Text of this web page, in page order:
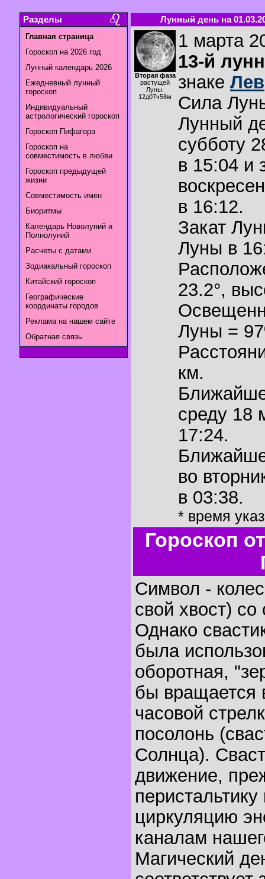
Разделы
Главная страница
Гороскоп на 2026 год
Лунный календарь 2026
Ежедневный лунный
гороскоп
Индивидуальный
астрологический гороскоп
Гороскоп Пифагора
Гороскоп на
совместимость в любви
Гороскоп предыдущей
жизни
Совместимость имен
Биоритмы
Календарь Новолуний и
Полнолуний
Расчеты с датами
Зодиакальный гороскоп
Китайский гороскоп
Географические
координаты городов
Реклама на нашем сайте
Обратная связь
Лунный день на
Вторая фаза
растущей
Луны.
12д07ч58м
1 марта
13-й
знаке Лев
Сила
Лунный
субботу
в 15:04 и
в 16:12.
Закат
Луны в
23.2°,
Луны =
км.
среду 18
17:24.
во
в 03:38.
* время
Гороскоп
Символ -
свой хвост) со
Однако
была
оборотная,
бы вращается
часовой
посолонь
Солнца).
движение,
циркуляцию
каналам
Магический